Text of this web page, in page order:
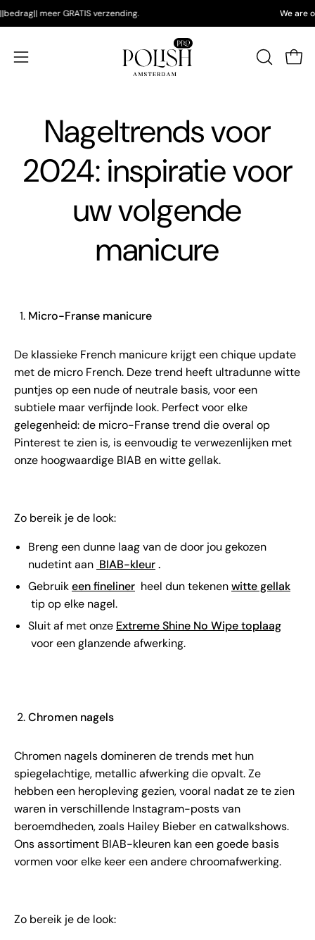
Doorgaan
naar
||bedrag|| meer GRATIS verzending. We
Navigatiemenu
Nageltrends voor
2024: inspiratie voor
uw volgende
manicure
Micro-Franse manicure
De klassieke French manicure krijgt een chique update
met de micro French. Deze trend heeft ultradunne witte
puntjes op een nude of neutrale basis, voor een
subtiele maar verfijnde look. Perfect voor elke
gelegenheid: de micro-Franse trend die overal op
Pinterest te zien is, is eenvoudig te verwezenlijken met
onze hoogwaardige BIAB en witte gellak.
Zo bereik je de look:
Breng een dunne laag van de door jou gekozen
nudetint aan BIAB-kleur.
Gebruikeen fineliner heel dun tekenenwitte gellak
tip op elke nagel.
Sluit af met onze Extreme Shine No Wipe toplaag
voor een glanzende afwerking.
Chromen nagels
Chromen nagels domineren de trends met hun
spiegelachtige, metallic afwerking die opvalt. Ze
hebben een heropleving gezien, vooral nadat ze te zien
waren in verschillende Instagram-posts van
beroemdheden, zoals Hailey Bieber en catwalkshows.
Ons assortiment BIAB-kleuren kan een goede basis
vormen voor elke keer een andere chroomafwerking.
Zo bereik je de look: